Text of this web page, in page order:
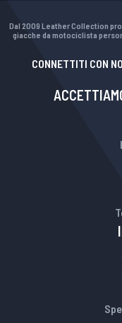
Dal 2009 Leather Collection
giacche da motociclista
CONNETTITI CON